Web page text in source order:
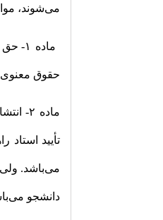
می‌شوند،
ماده
حقوق معنوی
ماده
تأیید استاد
می‌باشد. ولی
دانشجو